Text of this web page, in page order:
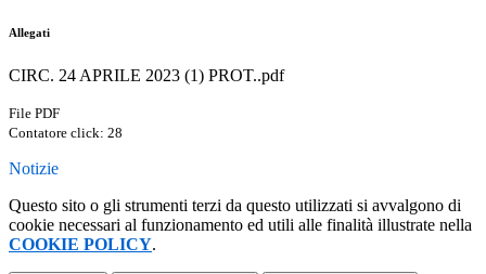
Allegati
CIRC. 24 APRILE 2023 (1) PROT..pdf
File PDF
Contatore click: 28
Notizie
Questo sito o gli strumenti terzi da questo utilizzati si avvalgono di
cookie necessari al funzionamento ed utili alle finalità illustrate nella
COOKIE POLICY.